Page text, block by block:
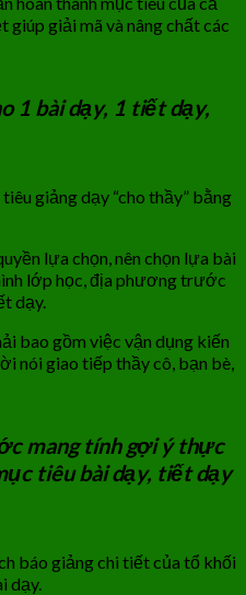
giải mã và nâng chất các
1 bài dạy, 1 tiết dạy,
giảng dạy “cho thầy” bằng
lựa chọn, nên chọn lựa bài
lớp học, địa phương trước
dạy.
bao gồm việc vận dụng kiến
nói giao tiếp thầy cô, bạn bè,
mang tính gợi ý thực
tiêu bài dạy, tiết dạy
báo giảng chi tiết của tổ khối
dạy.